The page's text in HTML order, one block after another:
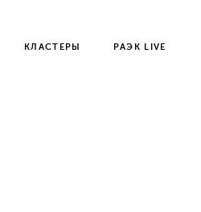
КЛАСТЕРЫ РАЭК LIVE